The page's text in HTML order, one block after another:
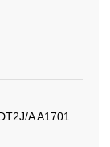
A A1701